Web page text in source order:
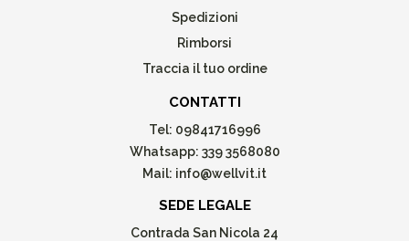
Spedizioni
Rimborsi
Traccia il tuo ordine
CONTATTI
Tel: 09841716996
Whatsapp: 339 3568080
Mail: info@wellvit.it
SEDE LEGALE
Contrada San Nicola 24